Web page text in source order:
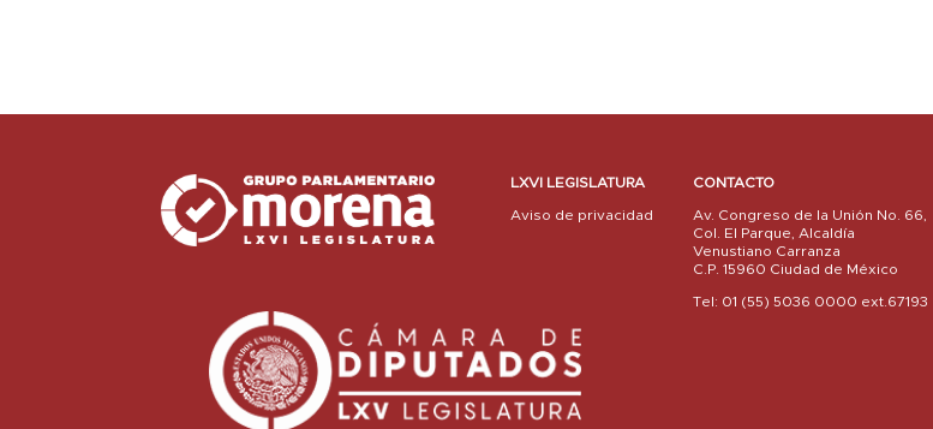
LXVI LEGISLATURA
Aviso de privacidad
CONTACTO
Av. Congreso de la Unión No. 66,
Col. El Parque, Alcaldía
Venustiano Carranza
C.P. 15960 Ciudad de México
Tel: 01 (55) 5036 0000 ext.67193